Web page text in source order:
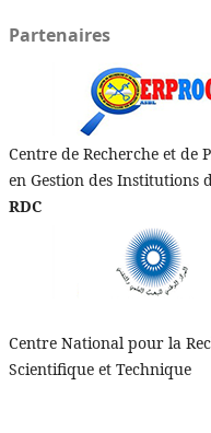
Partenaires
Centre de Recherche et de
en Gestion des Institutions
RDC
Centre National pour la
Scientifique et Technique